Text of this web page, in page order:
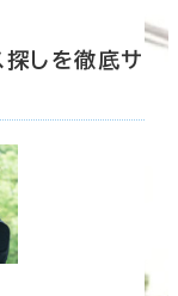
しを徹底サ